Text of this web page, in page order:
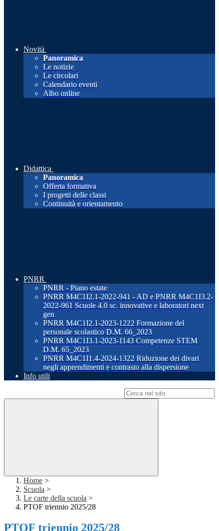
Novità
Panoramica
Le notizie
Le circolari
Calendario eventi
Albo online
Didattica
Panoramica
Offerta formativa
I progetti delle classi
Continuità e orientamento
PNRR
PNRR - Piano estate
PNRR M4C1I2.1-2022-941 - AD e PNRR M4C1I3.2-
2022-961 Scuole 4.0 sc. innovative e laboratori next
gen
PNRR M4C1I2.1-2023-1222 Formazione del
personale scolastico D.M. 66_2023
PNRR M4C1I3.1-2023-1143 Competenze STEM
D.M. 65_2023
PNRR M4C1I1.4-2024-1322 Riduzione dei divari
negli apprendimenti e contrasto alla dispersione
Info utili
Home >
Scuola >
Le carte della scuola >
PTOF triennio 2025/28
PTOF triennio 2025/28